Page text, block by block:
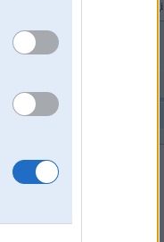
negudrs, uz priekšu iet ļoti negribīgi